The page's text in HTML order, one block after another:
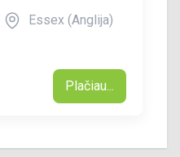
Essex (Anglija)
Plačiau...